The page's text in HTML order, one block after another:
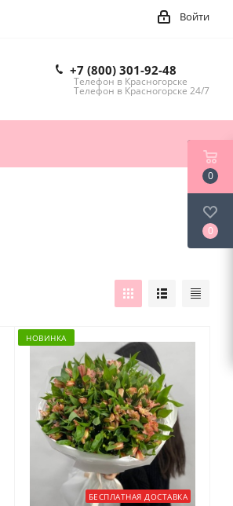
Войти
+7 (800) 301-92-48
Телефон в Красногорске
Телефон в Красногорске 24/7
НОВИНКА
БЕСПЛАТНАЯ ДОСТАВКА
0
0